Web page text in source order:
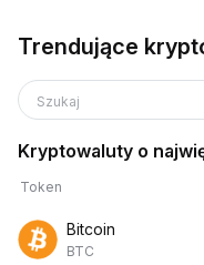
Trendujące
Szukaj
Kryptowaluty o
Token
Bitcoin
BTC